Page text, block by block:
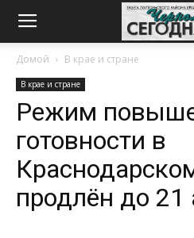
Домой В крае и стране
В крае и стране
Режим
готовности в
продлён до 21